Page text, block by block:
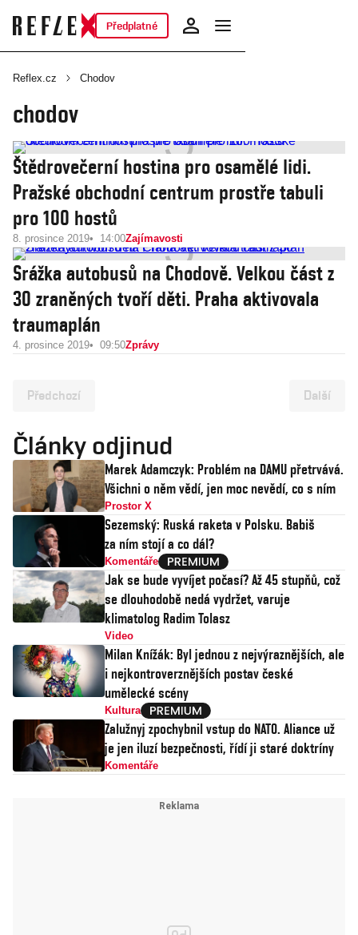
Předplatné
Reflex.cz Chodov
chodov
Štědrovečerní hostina pro osamělé lidi.
Pražské obchodní centrum prostře tabuli
pro 100 hostů
8. prosince 2019 14:00Zajímavosti
Srážka autobusů na Chodově. Velkou část z
30 zraněných tvoří děti. Praha aktivovala
traumaplán
4. prosince 2019 09:50Zprávy
Předchozí Další
Články odjinud
Marek Adamczyk: Problém na DAMU přetrvává.
Všichni o něm vědí, jen moc nevědí, co s ním
Prostor X
Sezemský: Ruská raketa v Polsku. Babiš
za ním stojí a co dál?
Komentáře
Jak se bude vyvíjet počasí? Až 45 stupňů, což
se dlouhodobě nedá vydržet, varuje
klimatolog Radim Tolasz
Video
Milan Knížák: Byl jednou z nejvýraznějších, ale
i nejkontroverznějších postav české
umělecké scény
Kultura
Zalužnyj zpochybnil vstup do NATO. Aliance už
je jen iluzí bezpečnosti, řídí ji staré doktríny
Komentáře